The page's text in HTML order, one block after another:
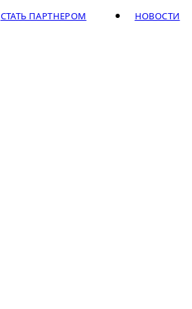
НОВОСТИ
СТАТЬ ПАРТНЕРОМ